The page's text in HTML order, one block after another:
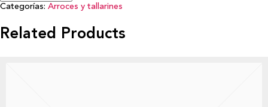
Categorías: Arroces y tallarines
Related Products